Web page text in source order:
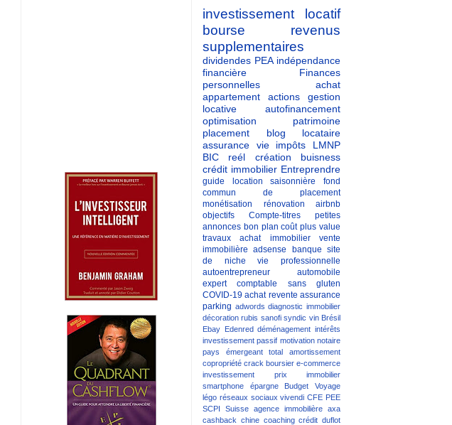
investissement locatif
bourse
revenus
supplementaires
dividendes PEA indépendance
financière
Finances
personnelles
achat
appartement
actions
gestion
locative
autofinancement
optimisation patrimoine
placement
blog
locataire
assurance vie
impôts
LMNP
BIC reél
création buisness
crédit immobilier Entreprendre
guide location saisonnière
fond
commun de placement
monétisation
rénovation
airbnb
objectifs
Compte-titres
petites
annonces bon plan coût plus value
travaux
achat immobilier
vente
immobilière adsense banque site
de niche
vie professionnelle
autoentrepreneur
automobile
expert comptable
sans gluten
COVID-19 achat revente assurance
parking adwords diagnostic immobilier
décoration rubis sanofi syndic vin Brésil
Ebay Edenred déménagement intérêts
investissement passif motivation notaire
pays émergeant
total
amortissement
copropriété crack boursier e-commerce
investissement
prix immobilier
smartphone
épargne Budget
Voyage
légo réseaux sociaux vivendi CFE PEE
SCPI
Suisse agence immobilière axa
cashback chine coaching crédit duflot